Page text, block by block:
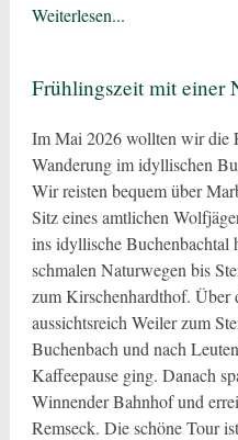
Weiterlesen...
Frühlingszeit mit einer
Im Mai 2026 wollten wir die
Wanderung im idyllischen
Wir reisten bequem über
Sitz eines amtlichen
ins idyllische Buchenbachtal
schmalen Naturwegen bis
zum Kirschenhardthof. Über
aussichtsreich Weiler zum
Buchenbach und nach
Kaffeepause ging. Danach
Winnender Bahnhof und
Remseck. Die schöne Tour